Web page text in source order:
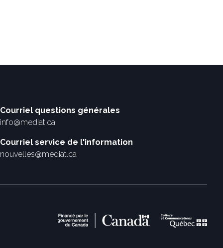
Courriel questions générales
info@mediat.ca
Courriel service de l'information
nouvelles@mediat.ca